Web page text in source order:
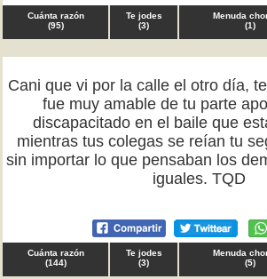
Cuánta razón
(95)
Te jodes
(3)
Menuda
(1)
Cani que vi por la calle el otro día,
fue muy amable de tu parte
discapacitado en el baile que
mientras tus colegas se reían tu
sin importar lo que pensaban los
iguales. TQD
Cuánta razón
(144)
Te jodes
(3)
Menuda
(5)